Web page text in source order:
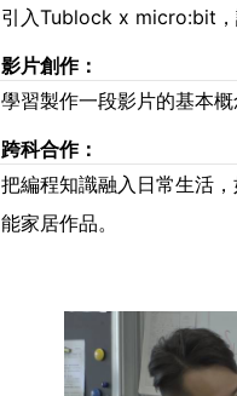
引入Tublock x micro:bit，
影片創作：
學習製作一段影片的基本
跨科合作：
把編程知識融入日常生活
能家居作品。